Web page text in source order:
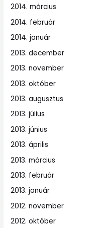
2014. március
2014. február
2014. január
2013. december
2013. november
2013. október
2013. augusztus
2013. július
2013. június
2013. április
2013. március
2013. február
2013. január
2012. november
2012. október